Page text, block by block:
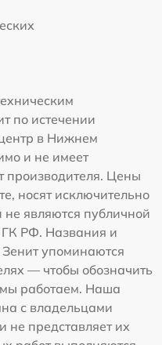
по истечении
в Нижнем
и не имеет
производителя. Цены
носят исключительно
являются публичной
ГК РФ. Названия и
упоминаются
— чтобы обозначить
мы работаем. Наша
с владельцами
не представляет их